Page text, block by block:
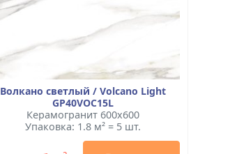
Волкано светлый / Volcano Light
GP40VOC15L
Керамогранит 600x600
Упаковка: 1.8 м² = 5 шт.